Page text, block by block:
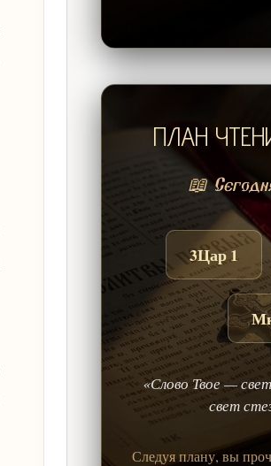
ПЛАН
📖
3Цар 1
«Слово Твое —
свет
Следуя плану, вы